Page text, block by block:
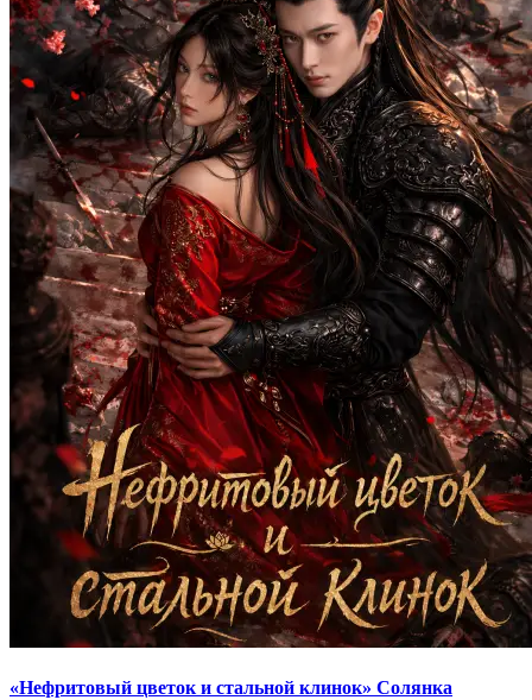
«Нефритовый цветок и стальной клинок» Солянка